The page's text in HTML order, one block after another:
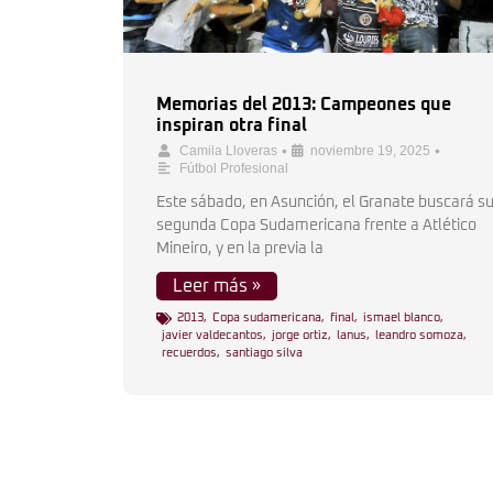
Memorias del 2013: Campeones que
inspiran otra final
Camila Lloveras • noviembre 19, 2025 •
Fútbol Profesional
Este sábado, en Asunción, el Granate buscará su
segunda Copa Sudamericana frente a Atlético
Mineiro, y en la previa la
Leer más »
2013, Copa sudamericana, final , ismael blanco,
javier valdecantos, jorge ortiz, lanus, leandro somoza,
recuerdos, santiago silva